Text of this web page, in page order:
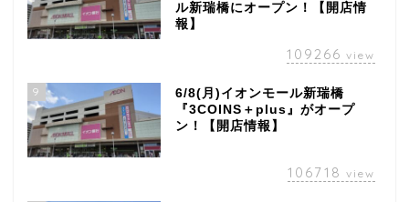
ル新瑞橋にオープン！【開店情
報】
109266 view
9
6/8(月)イオンモール新瑞橋
『3COINS＋plus』がオープ
ン！【開店情報】
106718 view